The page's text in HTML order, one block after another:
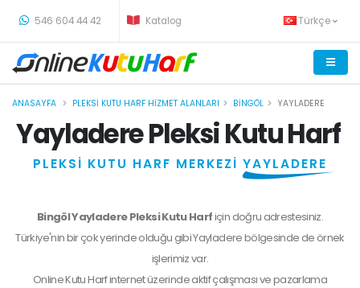
546 604 44 42 Katalog Türkçe
ANASAYFA PLEKSI KUTU HARF HIZMET ALANLARI BINGÖL YAYLADERE
Yayladere Pleksi Kutu Harf
PLEKSİ KUTU HARF MERKEZİ YAYLADERE
Bingöl Yayladere Pleksi Kutu Harfiçin doğru adrestesiniz.
Türkiye'nin bir çok yerinde olduğu gibi Yayladere bölgesinde de örnek
işlerimiz var.
Online Kutu Harf internet üzerinde aktif çalışması ve pazarlama